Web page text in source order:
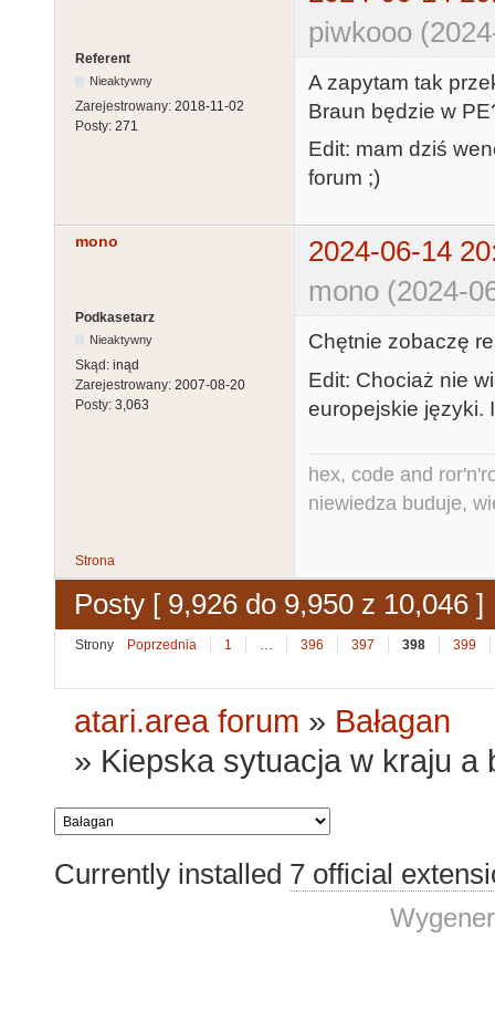
piwkooo
Referent
Nieaktywny
Zarejestrowany: 2018-11-02
Posty: 271
A zapytam tak
Braun będzie w
Edit: mam dziś
forum ;)
mono
2024-06-14
mono (2024-
Podkasetarz
Nieaktywny
Skąd: inąd
Zarejestrowany: 2007-08-20
Posty: 3,063
Chętnie zobaczę
Edit: Chociaż nie
europejskie języki.
hex, code and
niewiedza buduje,
Strona
Posty [ 9,926 do 9,950 z 10,046 ]
Strony Poprzednia 1 396 397 398 399
atari.area forum » Bałagan
» Kiepska sytuacja w kraju a
Currently installed 7 official